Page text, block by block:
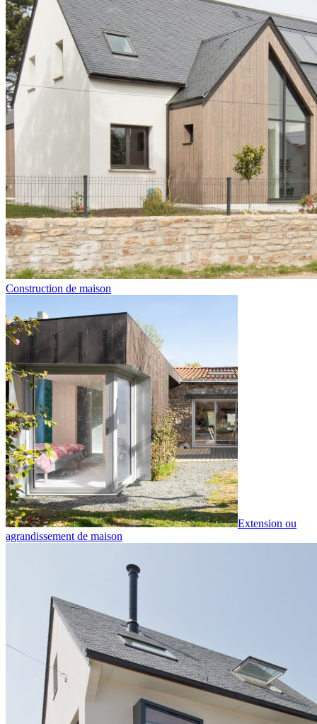
Construction de maison
Extension ou
agrandissement de maison